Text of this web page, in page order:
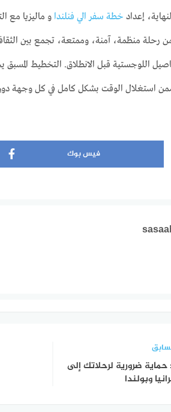
إعداد خطة سفر الي فنلندا و ماليزيا مع
رحلة منظمة، آمنة، وممتعة، تجمع بين
اللوجستية قبل الانطلاق. التخطيط
استغلال الوقت بشكل كامل في كل وجهة
فيس بوك
حماية ضرورية لرحلاتك إلى
وبولندا